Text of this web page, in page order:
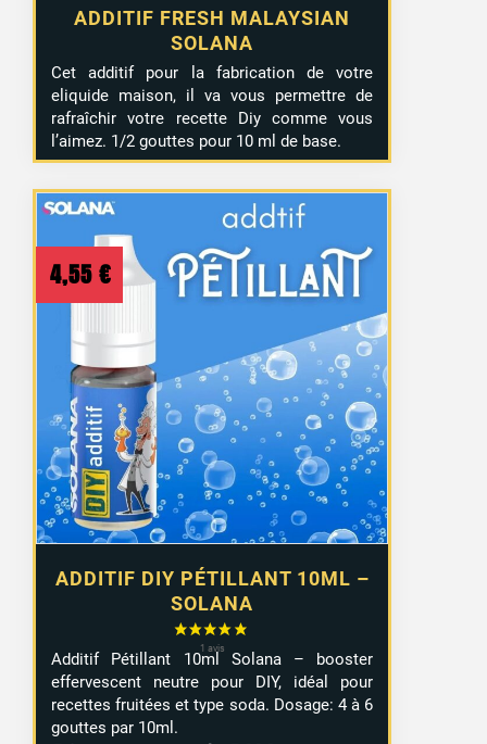
ADDITIF FRESH MALAYSIAN
SOLANA
Cet additif pour la fabrication de votre
eliquide maison, il va vous permettre de
rafraîchir votre recette Diy comme vous
l’aimez. 1/2 gouttes pour 10 ml de base.
ADDITIF DIY PÉTILLANT 10ML –
SOLANA
4,55 €
Additif Pétillant 10ml Solana – booster
effervescent neutre pour DIY, idéal pour
recettes fruitées et type soda. Dosage: 4 à 6
gouttes par 10ml.